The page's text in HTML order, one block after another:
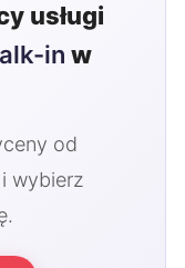
usługi
in w
od
wybierz